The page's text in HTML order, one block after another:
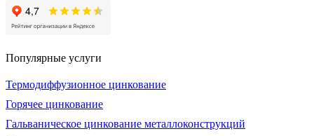
Популярные услуги
Термодиффузионное цинкование
Горячее цинкование
Гальваническое цинкование металлоконструкций